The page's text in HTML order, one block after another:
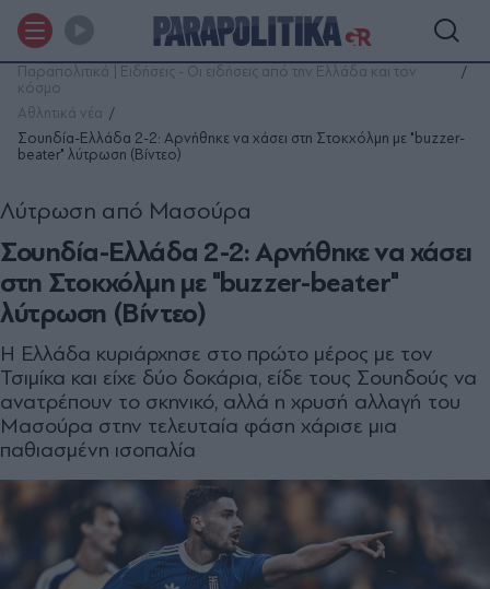
Παραπολιτικά | Ειδήσεις - Οι ειδήσεις από την Ελλάδα και τον
κόσμο
Αθλητικά νέα
Σουηδία-Ελλάδα 2-2: Αρνήθηκε να χάσει στη Στοκχόλμη με "buzzer-
beater" λύτρωση (Βίντεο)
Σουηδία-Ελλάδα 2-2: Αρνήθηκε να χάσει
στη Στοκχόλμη με "buzzer-beater"
λύτρωση (Βίντεο)
Λύτρωση από Μασούρα
Η Ελλάδα κυριάρχησε στο πρώτο μέρος με τον
Τσιμίκα και είχε δύο δοκάρια, είδε τους Σουηδούς να
ανατρέπουν το σκηνικό, αλλά η χρυσή αλλαγή του
Μασούρα στην τελευταία φάση χάρισε μια
παθιασμένη ισοπαλία